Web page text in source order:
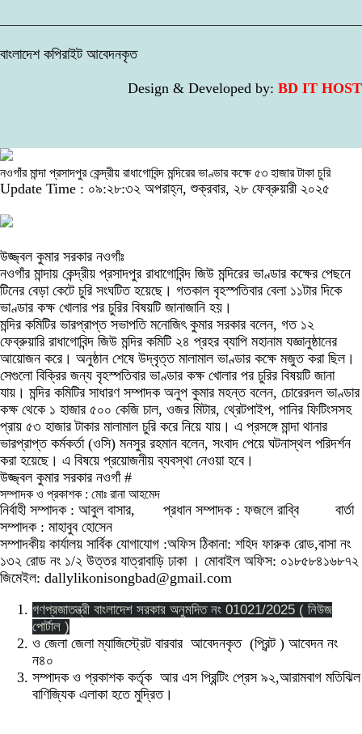
বাংলাদেশ কপিরাইট আবেদনকৃত
Design & Developed by: BD IT HOST
নওগাঁর মান্দা প্রসাদপুর কেন্দ্রীয় রাধাগোবিন্দ মন্দিরের ভাণ্ডার কক্ষে ৫৩ হাজার টাকা চুরি
Update Time : ০৯:২৮:৩২ অপরাহ্ন, শুক্রবার, ২৮ ফেব্রুয়ারী ২০২৫
উজ্জ্বল কুমার সরকার নওগাঁঃ
নওগাঁর মান্দায় কেন্দ্রীয় প্রসাদপুর রাধাগোবিন্দ জিউ মন্দিরের ভাণ্ডার কক্ষের পেছনে
টিনের বেড়া কেটে চুরি সংঘটিত হয়েছে। গতকাল বৃহস্পতিবার বেলা ১১টার দিকে
ভাণ্ডার কক্ষ খোলার পর চুরির বিষয়টি জানাজানি হয়।
মন্দির কমিটির ভারপ্রাপ্ত সভাপতি মনোজিৎ কুমার সরকার বলেন, গত ১২
ফেব্রুয়ারি রাধাগোবিন্দ জিউ মন্দির কমিটি ২৪ প্রহর ব্যাপি মহানাম যজ্ঞানুষ্ঠানের
আয়োজন করে। অনুষ্ঠান শেষে উদ্বৃত্ত মালামাল ভাণ্ডার কক্ষে মজুত করা ছিল।
সেগুলো বিক্রির জন্য বৃহস্পতিবার ভাণ্ডার কক্ষ খোলার পর চুরির বিষয়টি জানা
যায়। মন্দির কমিটির সাধারণ সম্পাদক অনুপ কুমার মহন্ত বলেন, চোরেরদল ভাণ্ডার
কক্ষ থেকে ১ হাজার ৫০০ কেজি চাল, ওজর মিটার, থ্রেটপাইপ, পানির ফিটিংসসহ
প্রায় ৫৩ হাজার টাকার মালামাল চুরি করে নিয়ে যায়। এ প্রসঙ্গে মান্দা থানার
ভারপ্রাপ্ত কর্মকর্তা (ওসি) মনসুর রহমান বলেন, সংবাদ পেয়ে ঘটনাস্থল পরিদর্শন
করা হয়েছে। এ বিষয়ে প্রয়োজনীয় ব্যবস্থা নেওয়া হবে।
উজ্জ্বল কুমার সরকার নওগাঁ #
সম্পাদক ও প্রকাশক : মোঃ রানা আহমেদ
নির্বাহী সম্পাদক : আবুল বাসার, প্রধান সম্পাদক : ফজলে রাব্বি বার্তা
সম্পাদক : মাহাবুব হোসেন
সম্পাদকীয় কার্যালয় সার্বিক যোগাযোগ :অফিস ঠিকানা: শহিদ ফারুক রোড,বাসা নং
১৩২ রোড নং ১/২ উত্তর যাত্রাবাড়ি ঢাকা । মোবাইল অফিস: ০১৮৫৮৪১৬৮৭২
জিমেইল: dallylikonisongbad@gmail.com
গণপ্রজাতন্ত্রী বাংলাদেশ সরকার অনুমদিত নং 01021/2025 ( নিউজ
পোর্টাল )
ও জেলা জেলা ম্যাজিস্ট্রেট বারবার আবেদনকৃত (প্রিন্ট ) আবেদন নং
ন৪০
সম্পাদক ও প্রকাশক কর্তৃক আর এস প্রিন্টিং প্রেস ৯২,আরামবাগ মতিঝিল
বাণিজ্যিক এলাকা হতে মুদ্রিত।